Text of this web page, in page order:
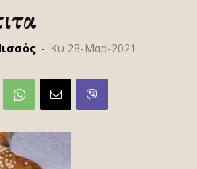
- Κυ 28-Μαρ-2021